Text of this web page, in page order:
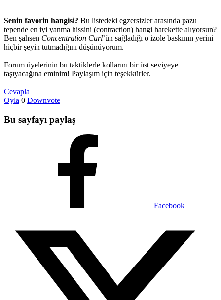
Senin favorin hangisi? Bu listedeki egzersizler arasında pazu
tepende en iyi yanma hissini (contraction) hangi harekette alıyorsun?
Ben şahsen Concentration Curl’ün sağladığı o izole baskının yerini
hiçbir şeyin tutmadığını düşünüyorum.
Forum üyelerinin bu taktiklerle kollarını bir üst seviyeye
taşıyacağına eminim! Paylaşım için teşekkürler.
Cevapla
Oyla 0 Downvote
Bu sayfayı paylaş
Facebook